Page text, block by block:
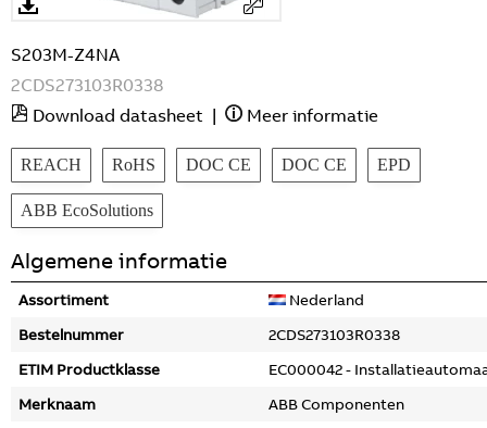
S203M-Z4NA
2CDS273103R0338
Download datasheet | Meer informatie
REACH RoHS DOC CE DOC CE EPD
ABB EcoSolutions
Algemene informatie
Assortiment
Nederland
Bestelnummer
2CDS273103R0338
ETIM Productklasse
EC000042 -
Merknaam
ABB Componenten